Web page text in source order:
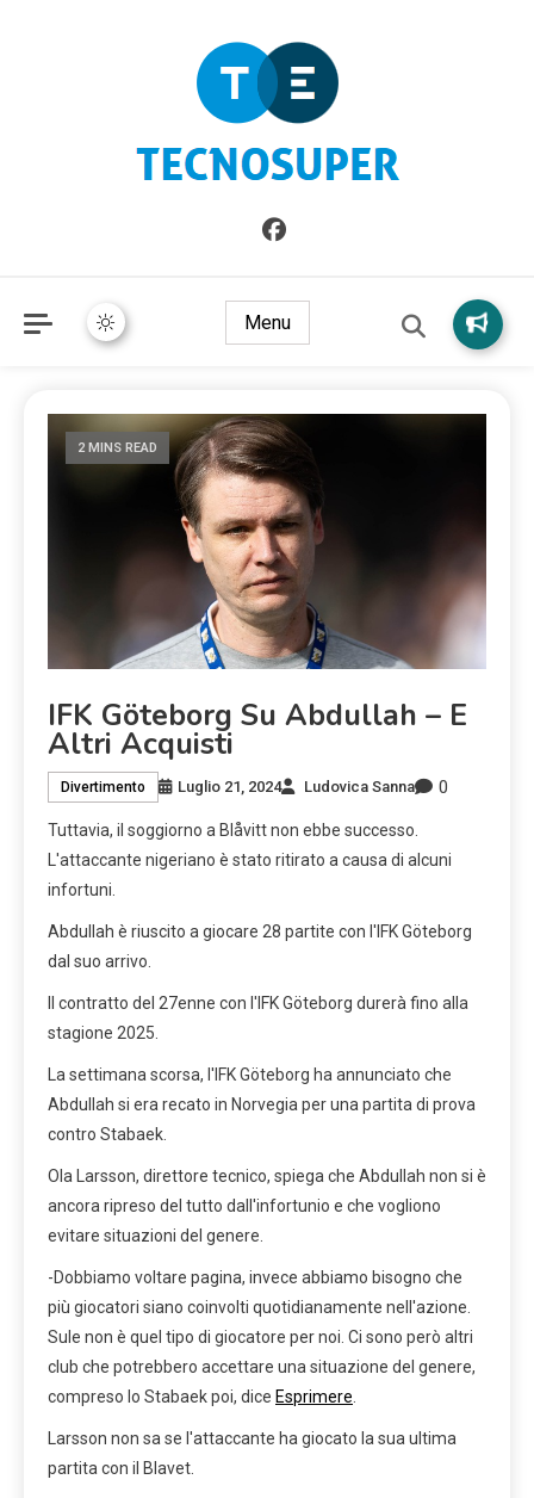
TecnoSuper.net
Informazioni sull'Italia. Seleziona gli argomenti di cui vuoi
saperne di più
Menu
2 MINS READ
IFK Göteborg Su Abdullah – E
Altri Acquisti
Divertimento Luglio 21, 2024 Ludovica Sanna 0
Tuttavia, il soggiorno a Blåvitt non ebbe successo.
L'attaccante nigeriano è stato ritirato a causa di alcuni
infortuni.
Abdullah è riuscito a giocare 28 partite con l'IFK Göteborg
dal suo arrivo.
Il contratto del 27enne con l'IFK Göteborg durerà fino alla
stagione 2025.
La settimana scorsa, l'IFK Göteborg ha annunciato che
Abdullah si era recato in Norvegia per una partita di prova
contro Stabaek.
Ola Larsson, direttore tecnico, spiega che Abdullah non si è
ancora ripreso del tutto dall'infortunio e che vogliono
evitare situazioni del genere.
-Dobbiamo voltare pagina, invece abbiamo bisogno che
più giocatori siano coinvolti quotidianamente nell'azione.
Sule non è quel tipo di giocatore per noi. Ci sono però altri
club che potrebbero accettare una situazione del genere,
compreso lo Stabaek poi, dice Esprimere
Larsson non sa se l'attaccante ha giocato la sua ultima
partita con il Blavet.